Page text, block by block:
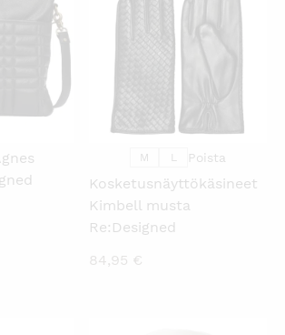
M Poista
Kosketusnäyttökäsineet
Kimbell musta
Re:Designed
84,95 €